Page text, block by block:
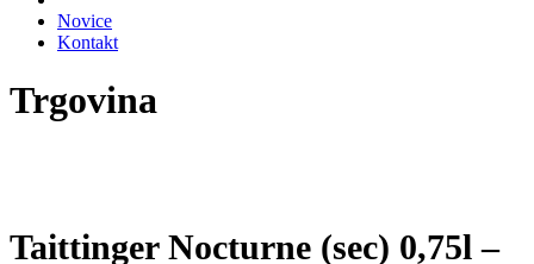
Novice
Kontakt
Trgovina
Taittinger Nocturne (sec) 0,75l –